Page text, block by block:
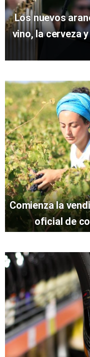
Los nuevos
vino, la cerveza
Comienza la
oficial de